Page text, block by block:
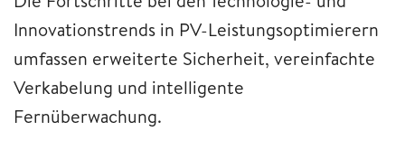
Innovationstrends in PV-Leistungsoptimierern
umfassen erweiterte Sicherheit, vereinfachte
Verkabelung und intelligente
Fernüberwachung.